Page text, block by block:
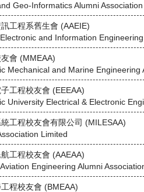
Geo-Informatics Alumni
工程系舊生會 (AAEIE)
and Information
會 (MMEAA)
Mechanical and Marine Engineering
工程校友會 (EEEAA)
University Electrical & Electronic
工程校友會有限公司 (MILESAA)
Limited
工程校友會 (AAEAA)
Engineering Alumni
程校友會 (BMEAA)